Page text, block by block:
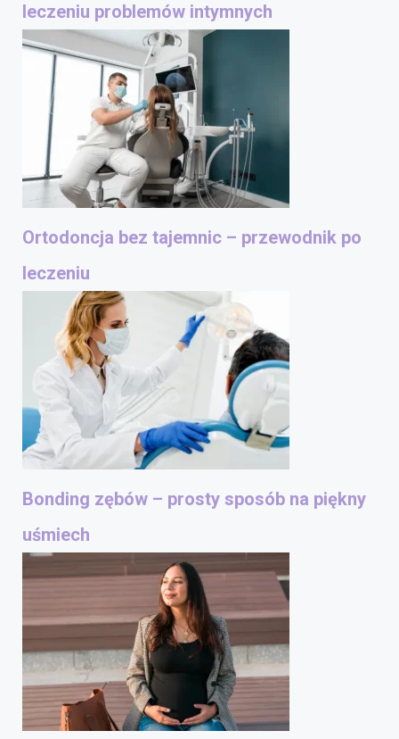
leczeniu problemów intymnych
Ortodoncja bez tajemnic – przewodnik po
leczeniu
Bonding zębów – prosty sposób na piękny
uśmiech